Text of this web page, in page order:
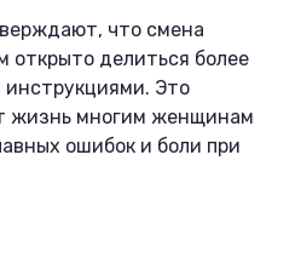
что смена
открыто делиться более
Это
жизнь многим женщинам
ошибок и боли при